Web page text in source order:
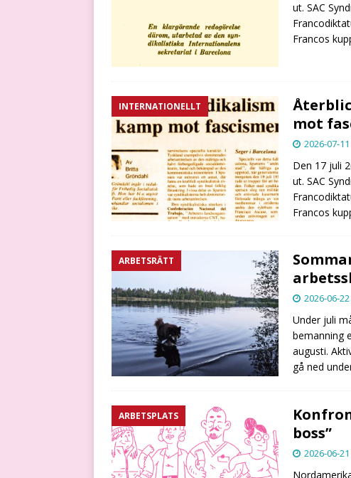
ut. SAC
Francos
INTERNATIONELLT
mot
2026-07-11
Den 17 juli
ut. SAC
Francos
ARBETSRÄTT
2026-06-22
Under juli
bemanning
augusti.
gå ned
ARBETSPLATS
boss”
2026-06-21